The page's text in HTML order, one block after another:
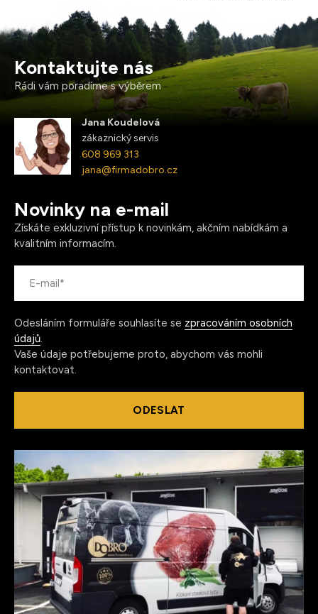
Kontaktujte nás
Rádi vám poradíme s výběrem
Jana Koudelová
zákaznický servis
608 969 313
jana@firmadobro.cz
Novinky na e-mail
Získáte exkluzivní přístup k novinkám, akčním nabídkám a
kvalitním informacím.
Odesláním formuláře souhlasíte se zpracováním osobních
údajů
Vaše údaje potřebujeme proto, abychom vás mohli
kontaktovat.
ODESLAT